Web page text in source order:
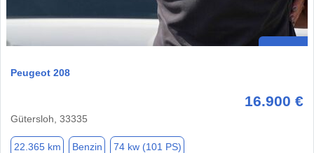
Peugeot 208
16.900 €
Gütersloh, 33335
22.365 km Benzin 74 kw (101 PS)